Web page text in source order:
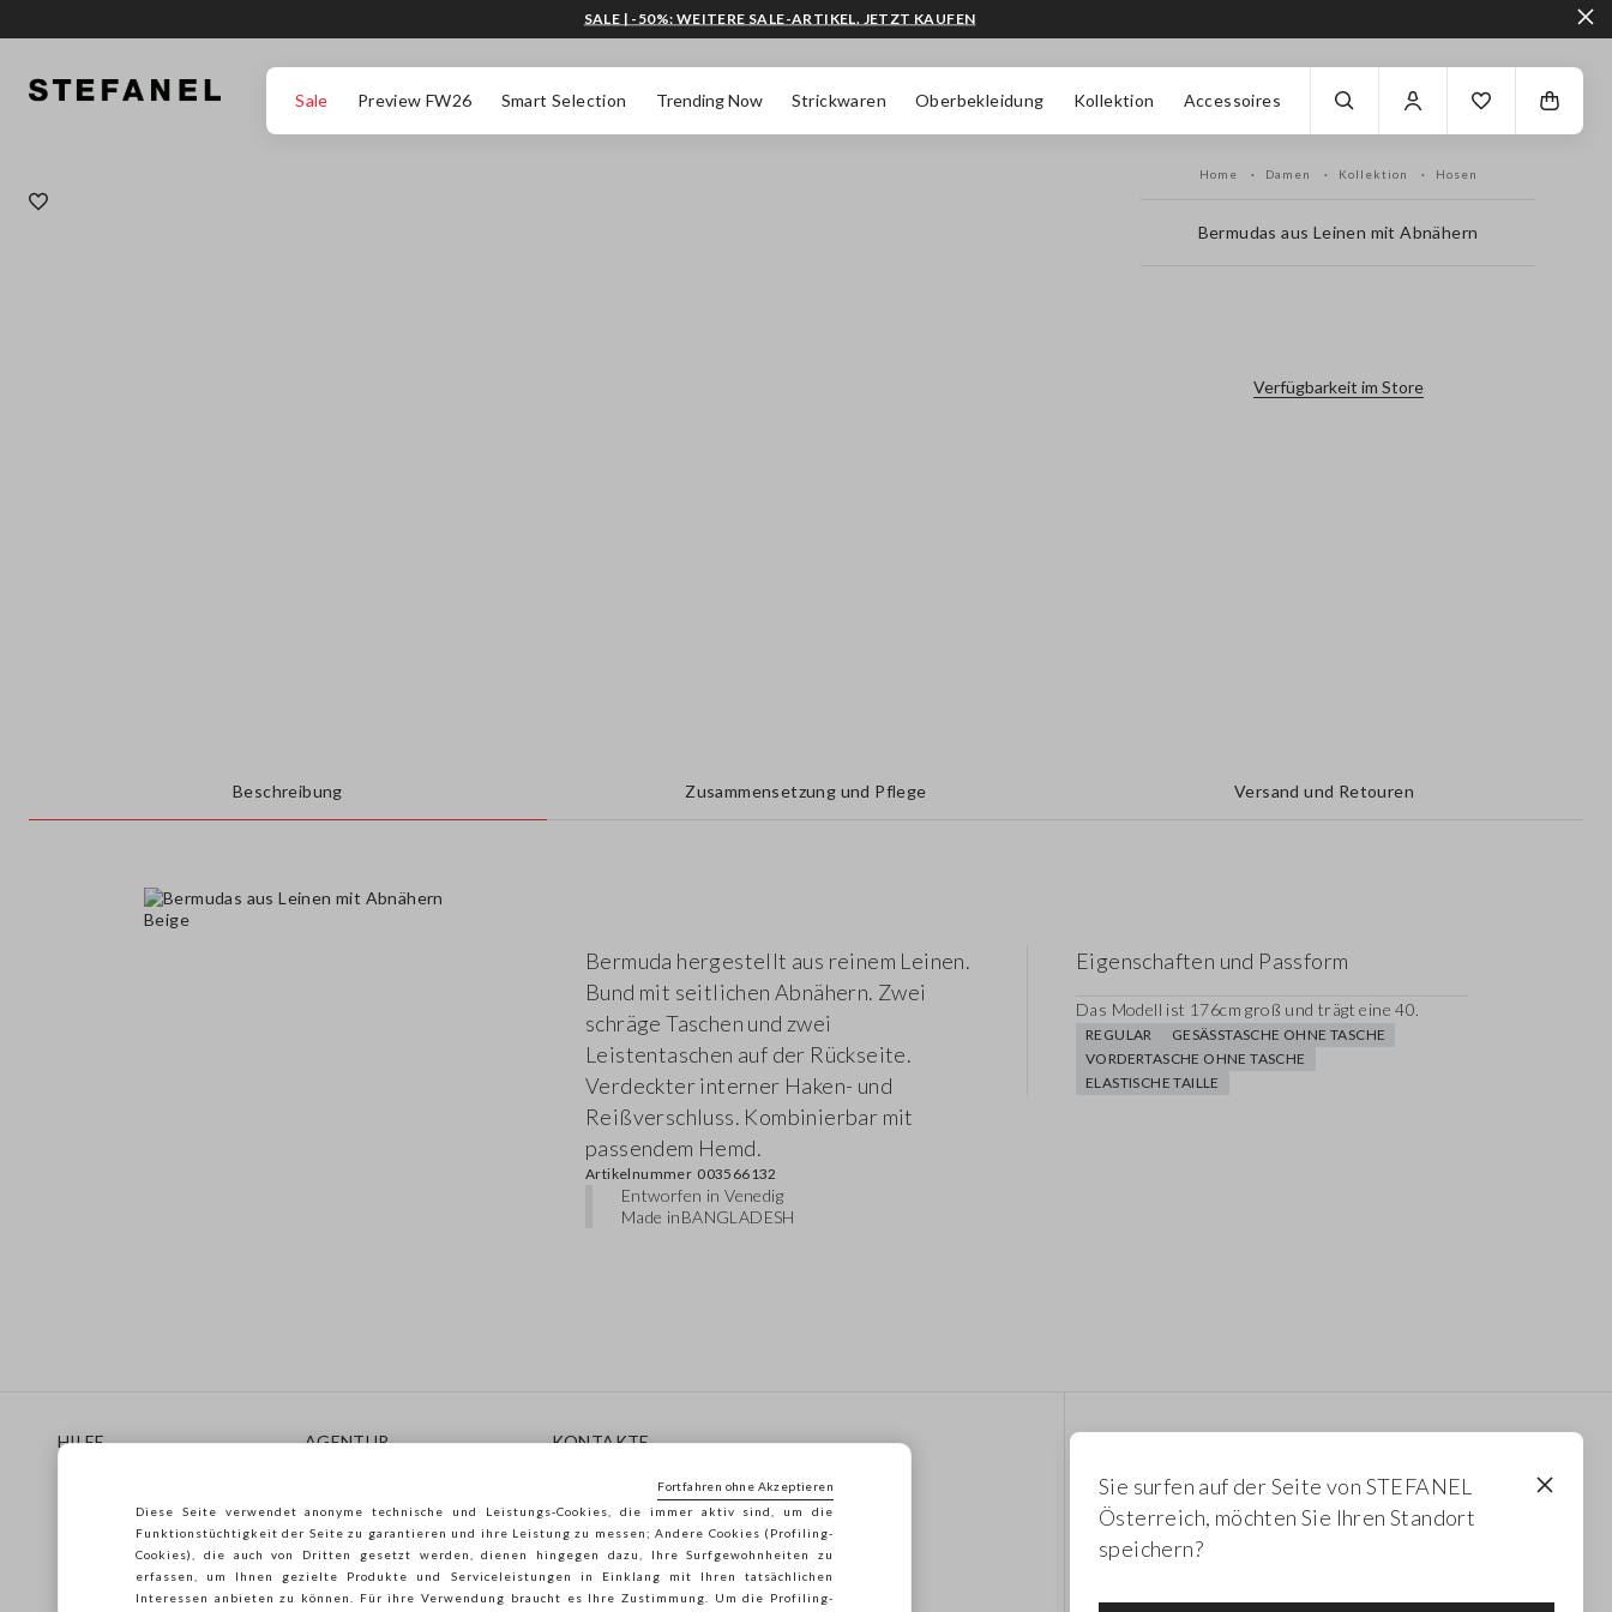
Sale Preview FW26 Smart Selection Trending Now Strickwaren Oberbekleidung Kollektion Accessoires
SALE | -50%: WEITERE SALE-ARTIKEL. JETZT KAUFEN
Home Damen Kollektion Hosen
Bermudas aus Leinen mit Abnähern
Verfügbarkeit im Store
Beschreibung Zusammensetzung und Pflege Versand und Retouren
Bermuda hergestellt aus reinem Leinen.
Bund mit seitlichen Abnähern. Zwei
schräge Taschen und zwei
Leistentaschen auf der Rückseite.
Verdeckter interner Haken- und
Reißverschluss. Kombinierbar mit
passendem Hemd.
Artikelnummer 003566132
Entworfen in Venedig
Made inBANGLADESH
Eigenschaften und Passform
Das Modell ist 176cm groß und trägt eine 40.
REGULAR
GESÄSSTASCHE OHNE TASCHE
VORDERTASCHE OHNE TASCHE
ELASTISCHE TAILLE
HILFE
Lieferungen
Rücksendungen
Care Guide
AGENTUR
Verkaufsbedingungen
Franchsing
Accessibility
KONTAKTE
Senden Sie Uns Eine E-Mail
Folgen Sie Ihrer
Bestellung/Rücksendung
Erhalten Sie Informationen über neue Drops,
Kollektionen und Aktionen. Für Sie 10 % Rabatt.
Sie surfen auf der Seite von STEFANEL
Österreich, möchten Sie Ihren Standort
speichern?
Diese Seite verwendet anonyme technische und Leistungs-Cookies, die immer aktiv sind, um die
Funktionstüchtigkeit der Seite zu garantieren und ihre Leistung zu messen; Andere Cookies (Profiling-
Cookies), die auch von Dritten gesetzt werden, dienen hingegen dazu, Ihre Surfgewohnheiten zu
erfassen, um Ihnen gezielte Produkte und Serviceleistungen in Einklang mit Ihren tatsächlichen
Interessen anbieten zu können. Für ihre Verwendung braucht es Ihre Zustimmung. Um die Profiling-
Fortfahren ohne Akzeptieren